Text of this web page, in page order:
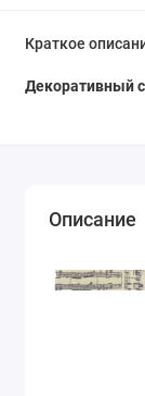
Краткое
Декоративный
Описание